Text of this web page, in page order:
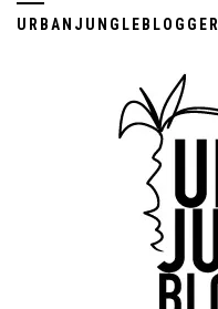
URBANJUNGLEBLOGGER